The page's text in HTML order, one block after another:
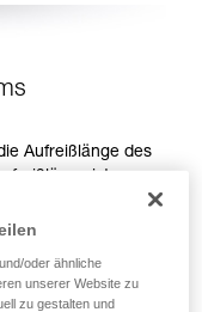
Aufreißlänge des
ist von
die Sturzhöhe zu
des
oder ähnliche
unserer Website zu
zu gestalten und